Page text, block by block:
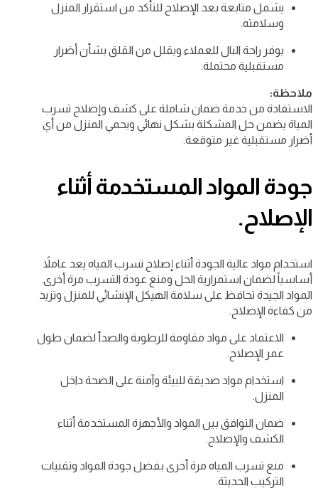
يشمل متابعة بعد الإصلاح للتأكد من استقرار المنزل
وسلامته.
يوفر راحة البال للعملاء ويقلل من القلق بشأن أضرار
مستقبلية محتملة.
ملاحظة:
الاستفادة من خدمة ضمان شاملة على كشف وإصلاح تسرب
المياة يضمن حل المشكلة بشكل نهائي ويحمي المنزل من أي
أضرار مستقبلية غير متوقعة.
جودة المواد المستخدمة أثناء
الإصلاح.
استخدام مواد عالية الجودة أثناء إصلاح تسرب المياه يعد عاملاً
أساسياً لضمان استمرارية الحل ومنع عودة التسرب مرة أخرى.
المواد الجيدة تحافظ على سلامة الهيكل الإنشائي للمنزل وتزيد
من كفاءة الإصلاح.
الاعتماد على مواد مقاومة للرطوبة والصدأ لضمان طول
عمر الإصلاح.
استخدام مواد صديقة للبيئة وآمنة على الصحة داخل
المنزل.
ضمان التوافق بين المواد والأجهزة المستخدمة أثناء
الكشف والإصلاح.
منع تسرب المياه مرة أخرى بفضل جودة المواد وتقنيات
التركيب الحديثة.